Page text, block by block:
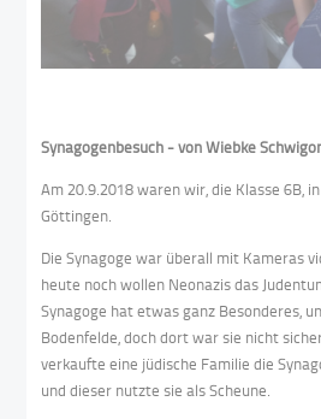
Synagogenbesuch - von Wiebke
Am 20.9.2018 waren wir, die Klasse 6B,
Göttingen.
Die Synagoge war überall mit Kameras
heute noch wollen Neonazis das
Synagoge hat etwas ganz Besonderes,
Bodenfelde, doch dort war sie nicht
verkaufte eine jüdische Familie die
und dieser nutzte sie als Scheune.